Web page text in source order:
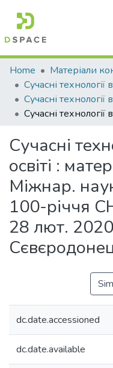
Communities &
All of DSpace
Statistics
Home
Сучасні
освіті :
Міжнар.
100-річчя
28 лют.
dc.date.accessioned
dc.date.available